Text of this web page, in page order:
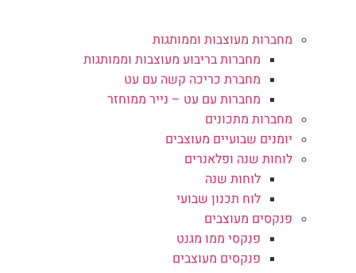
מחברות מעוצבות וממותגות
מחברות בריבוע מעוצבות וממותגות
מחברת כריכה קשה עם עט
מחברות עם עט – נייר ממוחזר
מחברות מתכונים
יומנים שבועיים מעוצבים
לוחות שנה ופלאנרים
לוחות שנה
לוח תכנון שבועי
פנקסים מעוצבים
פנקסי ממו מגנט
פנקסים מעוצבים